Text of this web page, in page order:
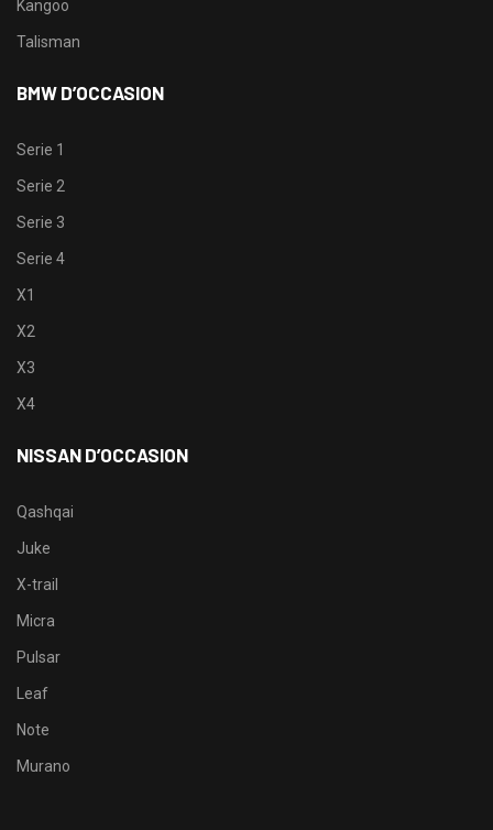
Kangoo
Talisman
BMW D’OCCASION
Serie 1
Serie 2
Serie 3
Serie 4
X1
X2
X3
X4
NISSAN D’OCCASION
Qashqai
Juke
X-trail
Micra
Pulsar
Leaf
Note
Murano